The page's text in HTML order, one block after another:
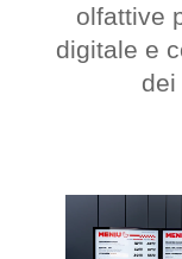
olfattive
digitale e
dei